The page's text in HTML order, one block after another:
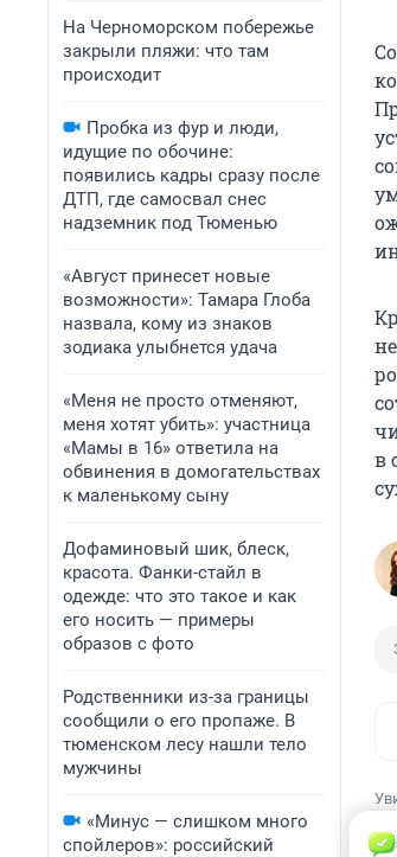
На Черноморском побережье
закрыли пляжи: что там
происходит
Пробка из фур и люди,
идущие по обочине:
появились кадры сразу после
ДТП, где самосвал снес
надземник под Тюменью
«Август принесет новые
возможности»: Тамара Глоба
назвала, кому из знаков
зодиака улыбнется удача
«Меня не просто отменяют,
меня хотят убить»: участница
«Мамы в 16» ответила на
обвинения в домогательствах
к маленькому сыну
Дофаминовый шик, блеск,
красота. Фанки-стайл в
одежде: что это такое и как
его носить — примеры
образов с фото
Родственники из-за границы
сообщили о его пропаже. В
тюменском лесу нашли тело
мужчины
«Минус — слишком много
спойлеров»: российский
в